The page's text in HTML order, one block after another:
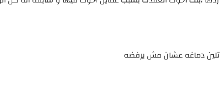
دماغه عشان مش يرفضه